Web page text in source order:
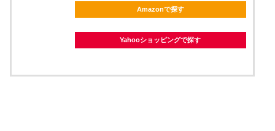
Amazonで探す
Yahooショッピングで探す